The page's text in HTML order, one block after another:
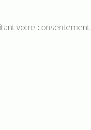
votre consentement.